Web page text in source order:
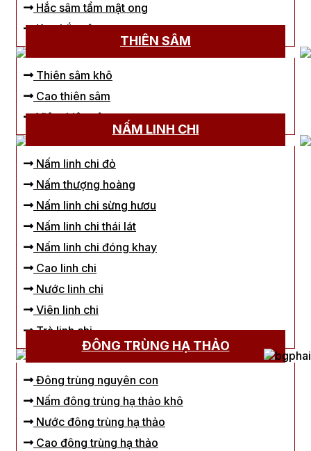
Hắc sâm tẩm mật ong
Kẹo hắc sâm
THIÊN SÂM
Thiên sâm khô
Cao thiên sâm
Viên thiên sâm
NẤM LINH CHI
Nấm linh chi đỏ
Nấm thượng hoàng
Nấm linh chi sừng hươu
Nấm linh chi thái lát
Nấm linh chi đóng khay
Cao linh chi
Nước linh chi
Viên linh chi
Trà linh chi
ĐÔNG TRÙNG HẠ THẢO
Đông trùng nguyên con
Nấm đông trùng hạ thảo khô
Nước đông trùng hạ thảo
Cao đông trùng hạ thảo